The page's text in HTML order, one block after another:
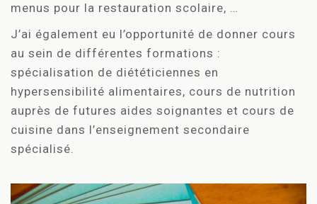
menus pour la restauration scolaire, …
J’ai également eu l’opportunité de donner cours
au sein de différentes formations :
spécialisation de diététiciennes en
hypersensibilité alimentaires, cours de nutrition
auprès de futures aides soignantes et cours de
cuisine dans l’enseignement secondaire
spécialisé.